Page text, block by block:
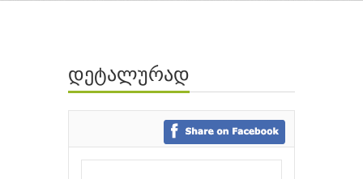
ავტორები
გამომცემლობები
დეტალურად